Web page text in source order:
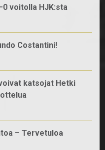
voitolla HJK:sta
Costantini!
katsojat Hetki
– Tervetuloa